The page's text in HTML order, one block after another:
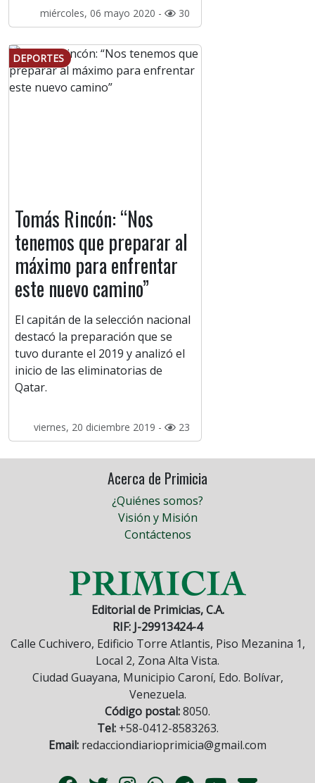
miércoles, 06 mayo 2020 - 30
DEPORTES
Tomás Rincón: “Nos
tenemos que preparar al
máximo para enfrentar
este nuevo camino”
El capitán de la selección nacional
destacó la preparación que se
tuvo durante el 2019 y analizó el
inicio de las eliminatorias de
Qatar.
viernes, 20 diciembre 2019 - 23
Acerca de Primicia
¿Quiénes somos?
Visión y Misión
Contáctenos
Editorial de Primicias, C.A.
RIF: J-29913424-4
Calle Cuchivero, Edificio Torre Atlantis, Piso Mezanina 1,
Local 2, Zona Alta Vista.
Ciudad Guayana, Municipio Caroní, Edo. Bolívar,
Venezuela.
Código postal:8050.
Tel:+58-0412-8583263.
Email: redacciondiarioprimicia@gmail.com